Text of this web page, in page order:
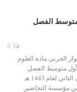
متوسط الفصل
الحربى مادة العلوم
متوسط الفصل
الدراسي الثاني لعام 1443 هـ
مؤسسة التحاضير